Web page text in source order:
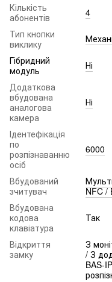
Кількість
абонентів
4
Тип кнопки
виклику
Гібридний
модуль
Ні
Додаткова
вбудована
аналогова
камера
Ні
Ідентефікація
по
розпізнаванню
осіб
6000
Вбудований
зчитувач
NFC /
Вбудована
кодова
клавіатура
Так
Відкриття
замку
З
/ З
BAS-